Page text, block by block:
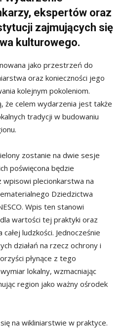
ekspertów oraz
zajmujących się
kulturowego.
jako przestrzeń do
oraz konieczności jego
kolejnym pokoleniom.
że celem wydarzenia jest także
tradycji w budowaniu
zostanie na dwie sesje
poświęcona będzie
plecionkarstwa na
Dziedzictwa
Wpis ten stanowi
wartości tej praktyki oraz
ludzkości. Jednocześnie
działań na rzecz ochrony i
płynące z tego
lokalny, wzmacniając
region jako ważny ośrodek
na wikliniarstwie w praktyce.